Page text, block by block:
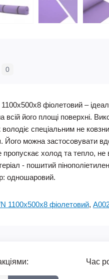
0
фіолетовий –
всій його площі поверхні.
спеціальним не
Його можна застосовувати
холод та тепло, не
- пошитий
одношаровий.
1100х500х8 фіолетовий,
Час